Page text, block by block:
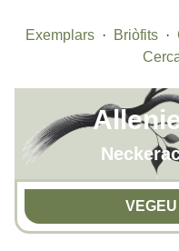
Exemplars · Briòfits ·